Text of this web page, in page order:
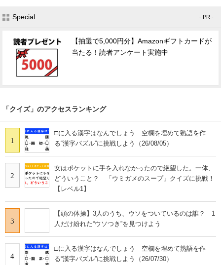
Special - PR -
【抽選で5,000円分】Amazonギフトカードが
当たる！読者アンケート実施中
「クイズ」のアクセスランキング
1
□に入る漢字はなんでしょう 空欄を埋めて熟語を作
る“漢字パズル”に挑戦しよう（26/08/05）
2
女はポケットに手を入れなかったので絶望した。一体、
どういうこと？ 「ウミガメのスープ」クイズに挑戦！
【レベル1】
3
【頭の体操】3人のうち、ウソをついているのは誰？ 1
人だけ紛れた“ウソつき”を見つけよう
4
□に入る漢字はなんでしょう 空欄を埋めて熟語を作
る“漢字パズル”に挑戦しよう（26/07/30）